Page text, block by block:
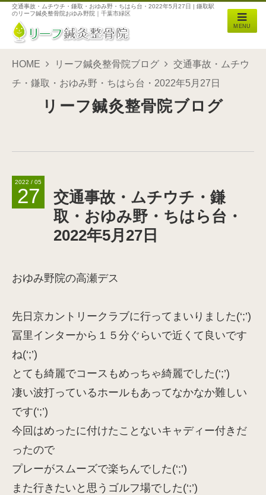
交通事故・ムチウチ・鎌取・おゆみ野・ちはら台・2022年5月27日 | 鎌取駅
のリーフ鍼灸整骨院おゆみ野院｜千葉市緑区
MENU
HOME リーフ鍼灸整骨院ブログ
交通事故・ムチウ
チ・鎌取・おゆみ野・ちはら台・2022年5月27日
リーフ鍼灸整骨院ブログ
交通事故・ムチウチ・鎌
取・おゆみ野・ちはら台・
2022年5月27日
2022 / 05
27
おゆみ野院の高瀬デス
先日京カントリークラブに行ってまいりました(‘;’)
冨里インターから１５分ぐらいで近くて良いです
ね(‘;’)
とても綺麗でコースもめっちゃ綺麗でした(‘;’)
凄い波打っているホールもあってなかなか難しい
です(‘;’)
今回はめったに付けたことないキャディー付きだ
ったので
プレーがスムーズで楽ちんでした(‘;’)
また行きたいと思うゴルフ場でした(‘;’)